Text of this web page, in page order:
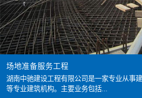
场地准备服务工程
湖南中驰建设工程有限公司是一家专业从事
等专业建筑机构。主要业务包括...